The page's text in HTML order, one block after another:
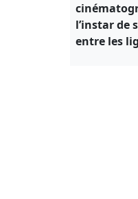
l’instar de
entre les